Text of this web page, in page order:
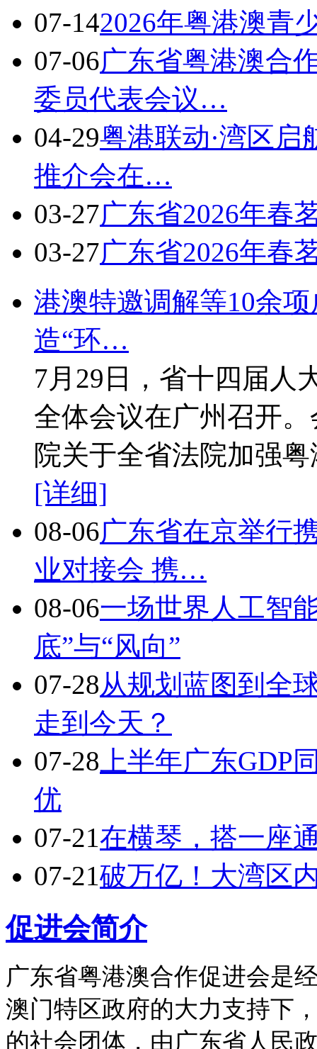
07-142026年粤港澳青
07-06广东省粤港澳合
委员代表会议…
04-29粤港联动·湾区
推介会在…
03-27广东省2026年春
03-27广东省2026年春
港澳特邀调解等10余
造“环…
7月29日，省十四届人
全体会议在广州召开
院关于全省法院加强
[详细]
08-06广东省在京举行
业对接会 携…
08-06一场世界人工智
底”与“风向”
07-28从规划蓝图到全
走到今天？
07-28 上半年广东GDP
优
07-21在横琴，搭一座
07-21破万亿！大湾区
促进会简介
广东省粤港澳合作促进会是
澳门特区政府的大力支持下
的社会团体，由广东省人民